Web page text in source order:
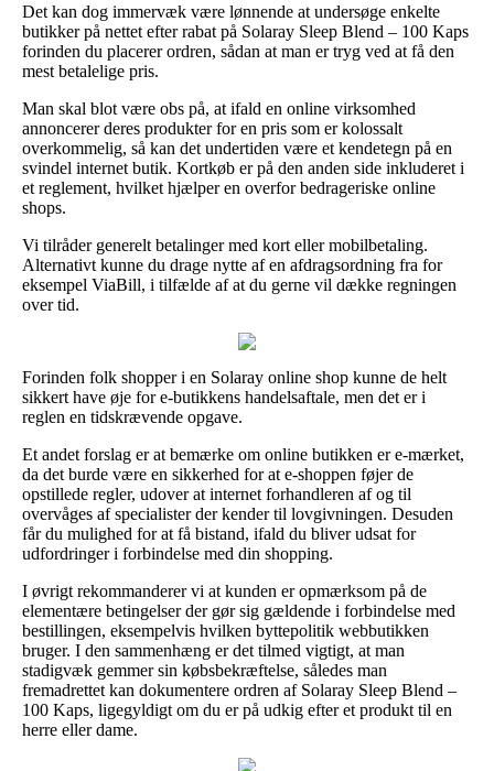
Det kan dog immervæk være lønnende at undersøge enkelte
butikker på nettet efter rabat på Solaray Sleep Blend – 100 Kaps
forinden du placerer ordren, sådan at man er tryg ved at få den
mest betalelige pris.
Man skal blot være obs på, at ifald en online virksomhed
annoncerer deres produkter for en pris som er kolossalt
overkommelig, så kan det undertiden være et kendetegn på en
svindel internet butik. Kortkøb er på den anden side inkluderet i
et reglement, hvilket hjælper en overfor bedrageriske online
shops.
Vi tilråder generelt betalinger med kort eller mobilbetaling.
Alternativt kunne du drage nytte af en afdragsordning fra for
eksempel ViaBill, i tilfælde af at du gerne vil dække regningen
over tid.
Forinden folk shopper i en Solaray online shop kunne de helt
sikkert have øje for e-butikkens handelsaftale, men det er i
reglen en tidskrævende opgave.
Et andet forslag er at bemærke om online butikken er e-mærket,
da det burde være en sikkerhed for at e-shoppen føjer de
opstillede regler, udover at internet forhandleren af og til
overvåges af specialister der kender til lovgivningen. Desuden
får du mulighed for at få bistand, ifald du bliver udsat for
udfordringer i forbindelse med din shopping.
I øvrigt rekommanderer vi at kunden er opmærksom på de
elementære betingelser der gør sig gældende i forbindelse med
bestillingen, eksempelvis hvilken byttepolitik webbutikken
bruger. I den sammenhæng er det tilmed vigtigt, at man
stadigvæk gemmer sin købsbekræftelse, således man
fremadrettet kan dokumentere ordren af Solaray Sleep Blend –
100 Kaps, ligegyldigt om du er på udkig efter et produkt til en
herre eller dame.